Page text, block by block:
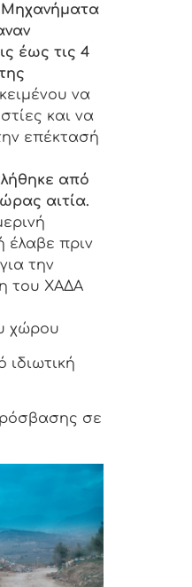
Μηχανήματα
έως τις 4
να
και να
επέκτασή
από
αιτία.
έλαβε πριν
την
του ΧΑΔΑ
χώρου
ιδιωτική
σε